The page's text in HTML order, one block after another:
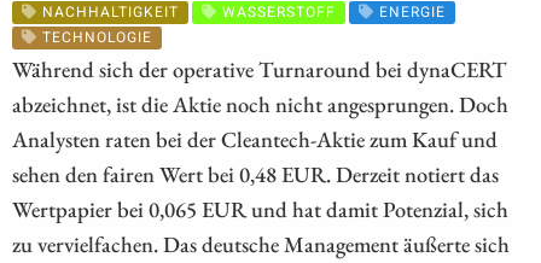
NACHHALTIGKEIT WASSERSTOFF
ENERGIE
TECHNOLOGIE
Während sich der operative Turnaround bei dynaCERT
abzeichnet, ist die Aktie noch nicht angesprungen. Doch
Analysten raten bei der Cleantech-Aktie zum Kauf und
sehen den fairen Wert bei 0,48 EUR. Derzeit notiert das
Wertpapier bei 0,065 EUR und hat damit Potenzial, sich
zu vervielfachen. Das deutsche Management äußerte sich